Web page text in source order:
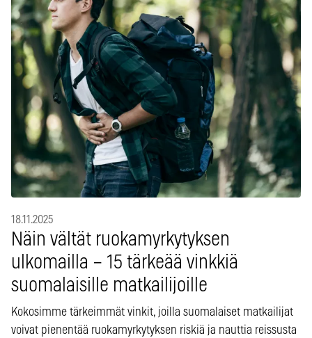
18.11.2025
Näin vältät ruokamyrkytyksen
ulkomailla – 15 tärkeää vinkkiä
suomalaisille matkailijoille
Kokosimme tärkeimmät vinkit, joilla suomalaiset matkailijat
voivat pienentää ruokamyrkytyksen riskiä ja nauttia reissusta